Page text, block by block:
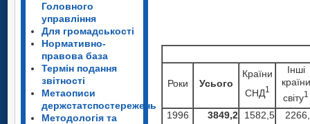
Головного
управління
Для громадськості
Нормативно-
правова база
Термін подання
звітності
Метаописи
держстатспостережень
Методологія та
Роки Усього
Країни
СНД1
Iншi
країни
свiту1
1996 3849,2 1582,5